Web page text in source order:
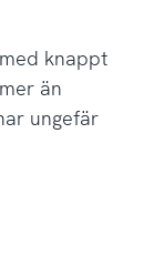
knappt
än
ungefär